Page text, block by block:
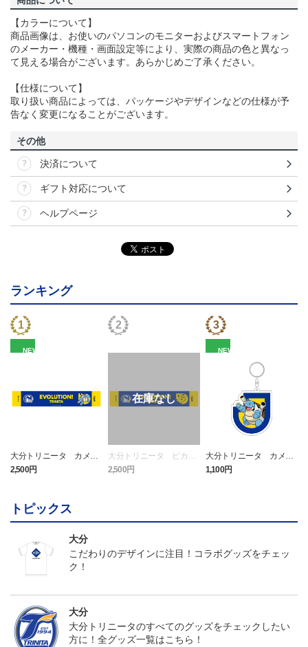
【カラーについて】
商品画像は、お使いのパソコンのモニターおよびスマートフォン
のメーカー・機種・画面設定等により、実際の商品の色と異なっ
て見える場合がございます。あらかじめご了承ください。
【仕様について】
取り扱い商品によっては、パッケージやデザインなどの仕様が予
告なく変更になることがございます。
その他
決済について
ギフト対応について
ヘルプページ
ランキング
NEW
大分トリニータ カメッ
クス タオルマフラー
2,500円
大分トリニータ ピカチ
ュウ タオルマフラー
2,500円
NEW
大分トリニータ カメッ
クス キーホルダー
1,100円
トピックス
大分
こだわりのデザインに注目！コラボグッズをチェッ
ク！
大分
大分トリニータのすべてのグッズをチェックしたい
方に！全グッズ一覧はこちら！